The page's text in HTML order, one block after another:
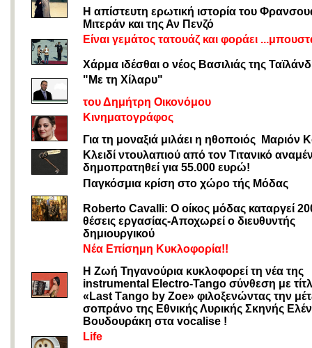
Η απίστευτη ερωτική ιστορία του
Μιτεράν και της Αν Πενζό
Είναι γεμάτος τατουάζ και φοράει
Χάρμα ιδέσθαι ο νέος Βασιλιάς της
"Με τη Χίλαρυ"
του Δημήτρη Οικονόμου
Κινηματογράφος
Για τη μοναξιά μιλάει η ηθοποιός Μαριόν
Κλειδί ντουλαπιού από τον Τιτανικό
δημοπρατηθεί για 55.000 ευρώ!
Παγκόσμια κρίση στο χώρο τής Μόδας
Roberto Cavalli: Ο οίκος μόδας καταργεί
θέσεις εργασίας-Αποχωρεί ο διευθυντής
δημιουργικού
Νέα Επίσημη Κυκλοφορία!!
Η Zωή Τηγανούρια κυκλοφορεί τη νέα της
instrumental Electro-Tango σύνθεση με
«Last Τango by Zoe» φιλοξενώντας την
σοπράνο της Εθνικής Λυρικής Σκηνής
Βουδουράκη στα vocalise !
Life